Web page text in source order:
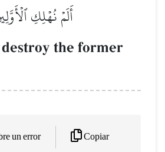
أَلَمۡ نُهۡلِكِ
the former
un error Copiar